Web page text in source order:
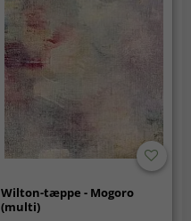
Wilton-tæppe - Mogoro
(multi)